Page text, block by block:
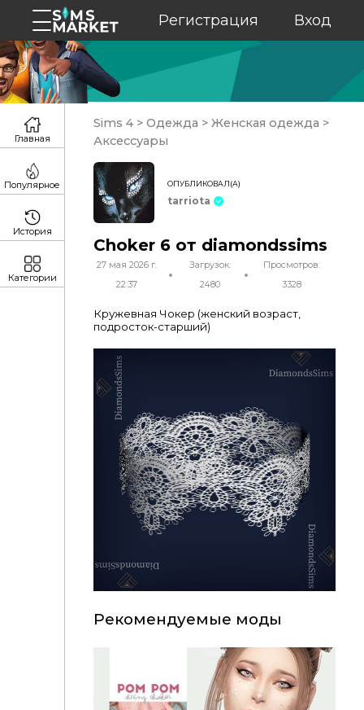
Регистрация Вход
Sims 4 > Одежда > Женская одежда >
Аксессуары
ОПУБЛИКОВАЛ(А)
tarriota
Choker 6 от diamondssims
27 мая 2026 г.
22:37
Загрузок:
2480
Просмотров:
3328
Кружевная Чокер (женский возраст,
подросток-старший)
Рекомендуемые моды
Главная
Популярное
История
Категории